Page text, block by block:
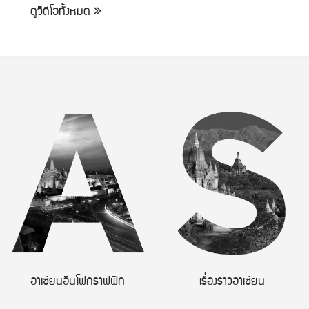
ดูวิดีโอทั้งหมด
อาเซียนอินโฟกราฟฟิก เรื่องราวอาเซียน